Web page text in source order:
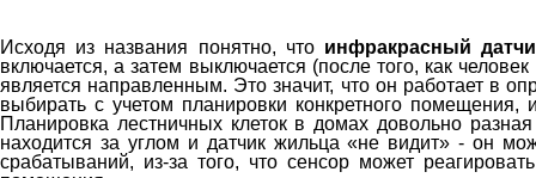
Исходя из названия понятно, что инфракрасный
включается, а затем выключается (после того, как
является направленным. Это значит, что он работает в
выбирать с учетом планировки конкретного
Планировка лестничных клеток в домах довольно
находится за углом и датчик жильца «не видит» - он
срабатываний, из-за того, что сенсор может